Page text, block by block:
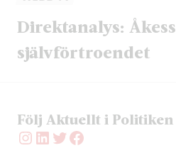
Direktanalys:
självförtroendet
Följ Aktuellt i
Instagram
LinkedIn
Twitter
Facebook